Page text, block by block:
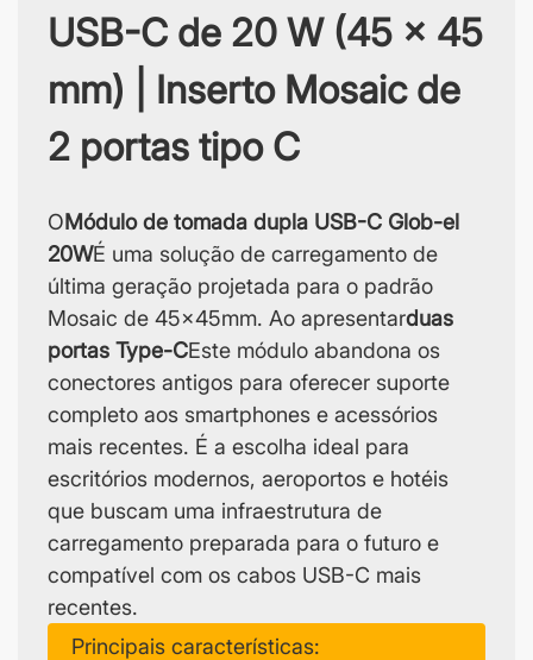
USB-C de 20 W (45 x 45
mm) | Inserto Mosaic de
2 portas tipo C
OMódulo de tomada dupla USB-C Glob-el
20WÉ uma solução de carregamento de
última geração projetada para o padrão
Mosaic de 45x45mm. Ao apresentarduas
portas Type-CEste módulo abandona os
conectores antigos para oferecer suporte
completo aos smartphones e acessórios
mais recentes. É a escolha ideal para
escritórios modernos, aeroportos e hotéis
que buscam uma infraestrutura de
carregamento preparada para o futuro e
compatível com os cabos USB-C mais
recentes.
Principais características: